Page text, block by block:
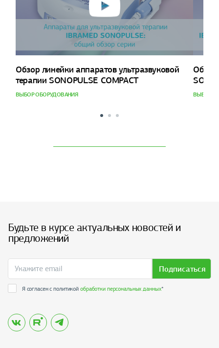
Обзор линейки аппаратов ультразвуковой
терапии SONOPULSE COMPACT
ВЫБОР ОБОРУДОВАНИЯ
Обзор
ВЫБОР
Будьте в курсе актуальных новостей и
предложений
Подписаться
Я согласен с политикойобработки персональных данных*